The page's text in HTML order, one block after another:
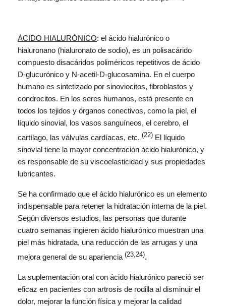
ÁCIDO HIALURÓNICO: el ácido hialurónico o
hialuronano (hialuronato de sodio), es un polisacárido
compuesto disacáridos poliméricos repetitivos de ácido
D-glucurónico y N-acetil-D-glucosamina. En el cuerpo
humano es sintetizado por sinoviocitos, fibroblastos y
condrocitos. En los seres humanos, está presente en
todos los tejidos y órganos conectivos, como la piel, el
líquido sinovial, los vasos sanguíneos, el cerebro, el
cartílago, las válvulas cardíacas, etc. (22) El líquido
sinovial tiene la mayor concentración ácido hialurónico, y
es responsable de su viscoelasticidad y sus propiedades
lubricantes.
Se ha confirmado que el ácido hialurónico es un elemento
indispensable para retener la hidratación interna de la piel.
Según diversos estudios, las personas que durante
cuatro semanas ingieren ácido hialurónico muestran una
piel más hidratada, una reducción de las arrugas y una
mejora general de su apariencia (23,24).
La suplementación oral con ácido hialurónico pareció ser
eficaz en pacientes con artrosis de rodilla al disminuir el
dolor, mejorar la función física y mejorar la calidad